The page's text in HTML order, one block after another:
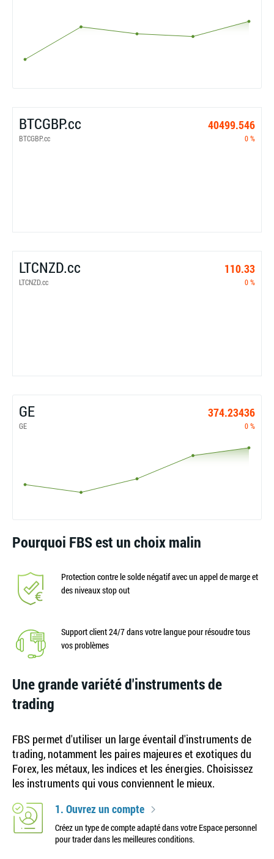
BTCGBP.cc 40499.546
BTCGBP.cc 0 %
LTCNZD.cc 110.33
LTCNZD.cc 0 %
GE 374.23436
GE 0 %
Pourquoi FBS est un choix malin
Protection contre le solde négatif avec un appel de marge et
des niveaux stop out
Support client 24/7 dans votre langue pour résoudre tous
vos problèmes
Une grande variété d'instruments de
trading
FBS permet d'utiliser un large éventail d'instruments de
trading, notamment les paires majeures et exotiques du
Forex, les métaux, les indices et les énergies. Choisissez
les instruments qui vous conviennent le mieux.
1. Ouvrez un compte
Créez un type de compte adapté dans votre Espace personnel
pour trader dans les meilleures conditions.